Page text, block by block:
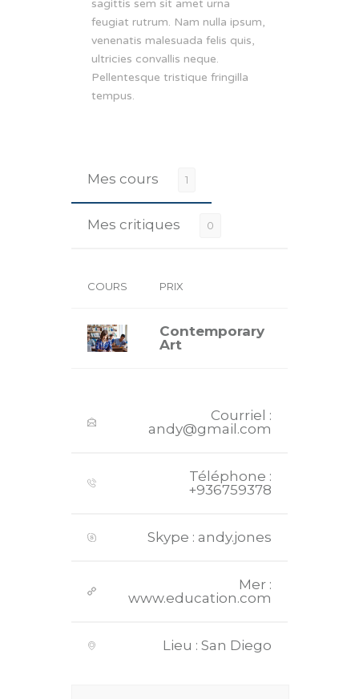
sagittis sem sit amet urna
feugiat rutrum. Nam nulla ipsum,
venenatis malesuada felis quis,
ultricies convallis neque.
Pellentesque tristique fringilla
tempus.
Mes cours 1
Mes critiques 0
COURS PRIX
Contemporary
Art
Courriel :
andy@gmail.com
Téléphone :
+936759378
Skype : andy.jones
Mer :
www.education.com
Lieu : San Diego